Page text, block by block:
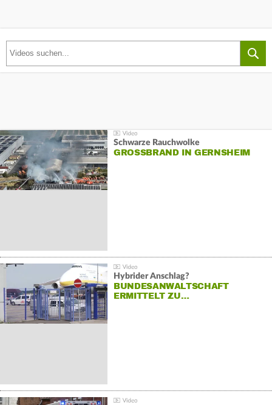
Schwarze Rauchwolke
GROSSBRAND IN GERNSHEIM
Hybrider Anschlag?
BUNDESANWALTSCHAFT
ERMITTELT ZU…